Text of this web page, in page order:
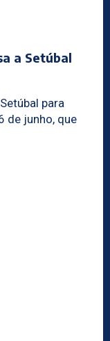
a Setúbal
para
de junho, que